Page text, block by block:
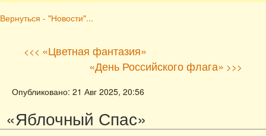
Вернуться - "Новости"...
<<< «Цветная фантазия»
«День Российского флага» >>>
Опубликовано: 21 Авг 2025, 20:56
«Яблочный Спас»